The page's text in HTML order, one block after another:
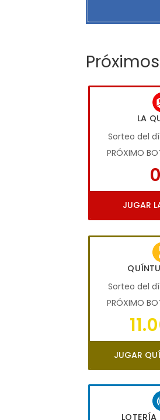
LA
Sorteo del
PRÓXIMO
JUGAR
Sorteo del
PRÓXIMO
JUGAR